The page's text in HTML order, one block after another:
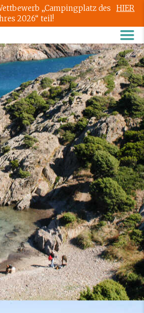
„Campingplatz des
2026“ teil!
HIER